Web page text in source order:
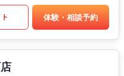
体験・相談予約